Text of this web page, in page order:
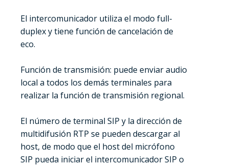
El intercomunicador utiliza el modo full-
duplex y tiene función de cancelación de
eco.
Función de transmisión: puede enviar audio
local a todos los demás terminales para
realizar la función de transmisión regional.
El número de terminal SIP y la dirección de
multidifusión RTP se pueden descargar al
host, de modo que el host del micrófono
SIP pueda iniciar el intercomunicador SIP o